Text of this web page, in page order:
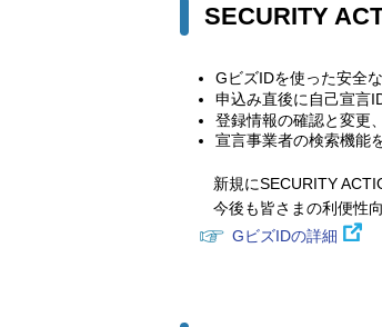
SECURITY
GビズIDを使った安全
申込み直後に自己宣言
登録情報の確認と変更
宣言事業者の検索機能
新規にSECURITY
今後も皆さまの利便性
☞ GビズIDの詳細